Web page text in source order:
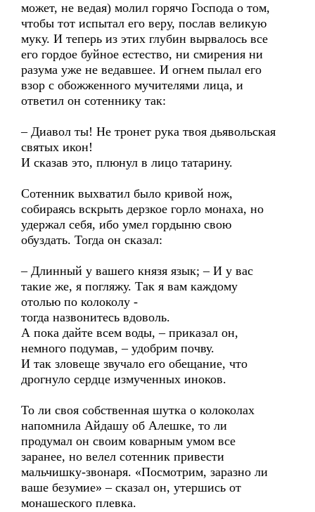
может, не ведая) молил горячо Господа о том,
чтобы тот испытал его веру, послав великую
муку. И теперь из этих глубин вырвалось все
его гордое буйное естество, ни смирения ни
разума уже не ведавшее. И огнем пылал его
взор с обожженного мучителями лица, и
ответил он сотеннику так:
– Диавол ты! Не тронет рука твоя дьявольская
святых икон!
И сказав это, плюнул в лицо татарину.
Сотенник выхватил было кривой нож,
собираясь вскрыть дерзкое горло монаха, но
удержал себя, ибо умел гордыню свою
обуздать. Тогда он сказал:
– Длинный у вашего князя язык; – И у вас
такие же, я погляжу. Так я вам каждому
отолью по колоколу -
тогда назвонитесь вдоволь.
А пока дайте всем воды, – приказал он,
немного подумав, – удобрим почву.
И так зловеще звучало его обещание, что
дрогнуло сердце измученных иноков.
То ли своя собственная шутка о колоколах
напомнила Айдашу об Алешке, то ли
продумал он своим коварным умом все
заранее, но велел сотенник привести
мальчишку-звонаря. «Посмотрим, заразно ли
ваше безумие» – сказал он, утершись от
монашеского плевка.